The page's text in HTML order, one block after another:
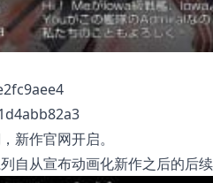
新作官网开启。
自从宣布动画化新作之后的后